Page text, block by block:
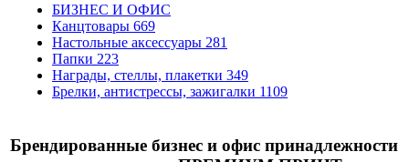
БИЗНЕС И ОФИС
Канцтовары 669
Настольные аксессуары 281
Папки 223
Награды, стеллы, плакетки 349
Брелки, антистрессы, зажигалки 1109
Брендированные бизнес и офис принадлежности